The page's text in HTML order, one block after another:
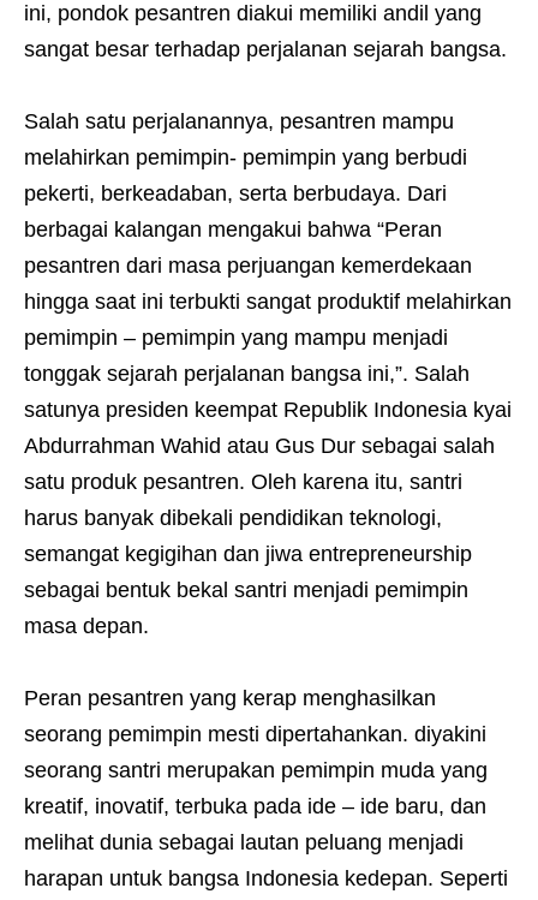
ini, pondok pesantren diakui memiliki andil yang
sangat besar terhadap perjalanan sejarah bangsa.
Salah satu perjalanannya, pesantren mampu
melahirkan pemimpin- pemimpin yang berbudi
pekerti, berkeadaban, serta berbudaya. Dari
berbagai kalangan mengakui bahwa “Peran
pesantren dari masa perjuangan kemerdekaan
hingga saat ini terbukti sangat produktif melahirkan
pemimpin – pemimpin yang mampu menjadi
tonggak sejarah perjalanan bangsa ini,”. Salah
satunya presiden keempat Republik Indonesia kyai
Abdurrahman Wahid atau Gus Dur sebagai salah
satu produk pesantren. Oleh karena itu, santri
harus banyak dibekali pendidikan teknologi,
semangat kegigihan dan jiwa entrepreneurship
sebagai bentuk bekal santri menjadi pemimpin
masa depan.
Peran pesantren yang kerap menghasilkan
seorang pemimpin mesti dipertahankan. diyakini
seorang santri merupakan pemimpin muda yang
kreatif, inovatif, terbuka pada ide – ide baru, dan
melihat dunia sebagai lautan peluang menjadi
harapan untuk bangsa Indonesia kedepan. Seperti